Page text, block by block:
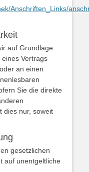
Anschriften_Links/
auf Grundlage
Vertrags
an einen
Sie die direkte
dies nur, soweit
gesetzlichen
auf unentgeltliche